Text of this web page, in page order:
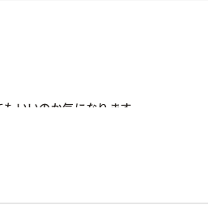
いいのか気になります。